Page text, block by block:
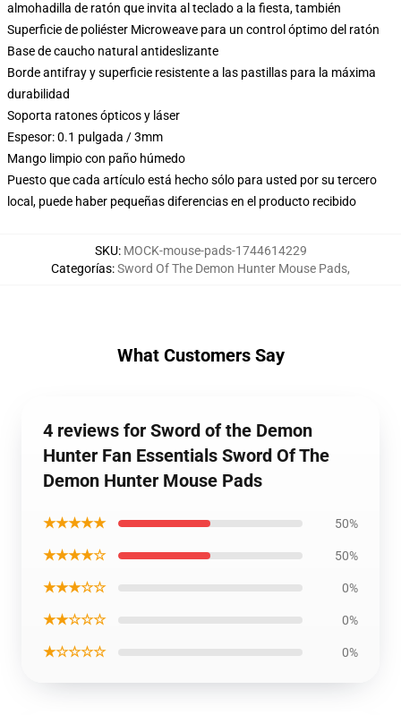
almohadilla de ratón que invita al teclado a la fiesta, también
Superficie de poliéster Microweave para un control óptimo del ratón
Base de caucho natural antideslizante
Borde antifray y superficie resistente a las pastillas para la máxima
durabilidad
Soporta ratones ópticos y láser
Espesor: 0.1 pulgada / 3mm
Mango limpio con paño húmedo
Puesto que cada artículo está hecho sólo para usted por su tercero
local, puede haber pequeñas diferencias en el producto recibido
SKU: MOCK-mouse-pads-1744614229
Categorías:Sword Of The Demon Hunter Mouse Pads,
What Customers Say
4 reviews for Sword of the Demon
Hunter Fan Essentials Sword Of The
Demon Hunter Mouse Pads
★★★★★ 50%
★★★★☆ 50%
★★★☆☆ 0%
★★☆☆☆ 0%
★☆☆☆☆ 0%